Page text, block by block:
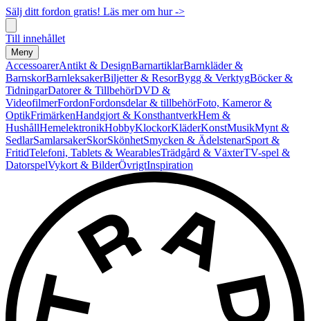
Sälj ditt fordon gratis! Läs mer om hur ->
Till innehållet
Meny
AccessoarerAntikt & DesignBarnartiklarBarnkläder &
BarnskorBarnleksakerBiljetter & ResorBygg & VerktygBöcker &
TidningarDatorer & TillbehörDVD &
VideofilmerFordonFordonsdelar & tillbehörFoto, Kameror &
OptikFrimärkenHandgjort & KonsthantverkHem &
HushållHemelektronikHobbyKlockorKläderKonstMusikMynt &
SedlarSamlarsakerSkorSkönhetSmycken & ÄdelstenarSport &
FritidTelefoni, Tablets & WearablesTrädgård & VäxterTV-spel &
DatorspelVykort & BilderÖvrigtInspiration